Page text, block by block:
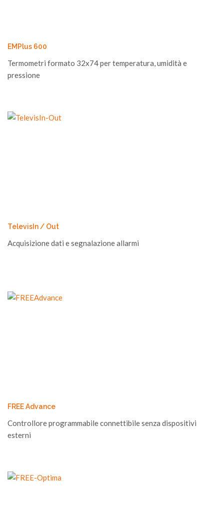
EMPlus 600
Termometri formato 32x74 per temperatura, umidità e
pressione
TelevisIn / Out
Acquisizione dati e segnalazione allarmi
FREE Advance
Controllore programmabile connettibile senza dispositivi
esterni